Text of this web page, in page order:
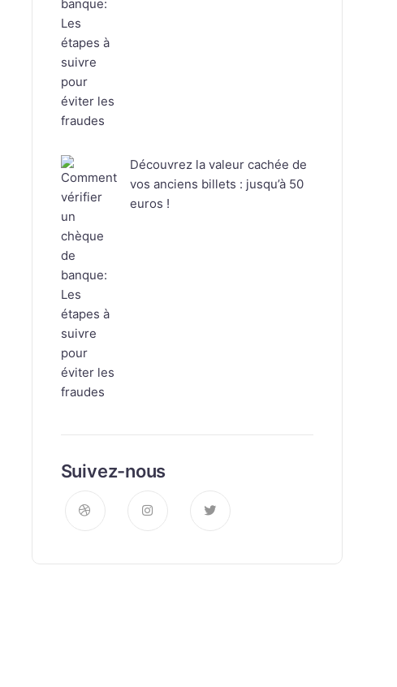
Découvrez la valeur cachée de
vos anciens billets : jusqu’à 50
euros !
Suivez-nous